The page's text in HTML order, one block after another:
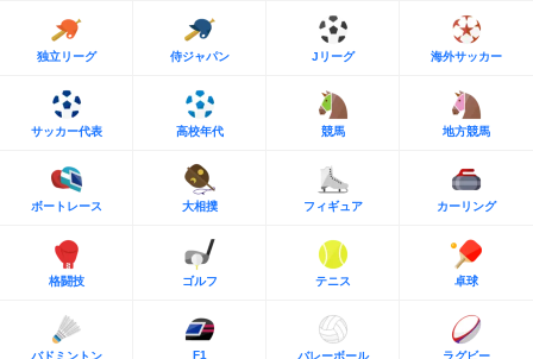
独立リーグ 侍ジャパン Jリーグ 海外サッカー
サッカー代表 高校年代 競馬 地方競馬
ボートレース 大相撲 フィギュア カーリング
格闘技 ゴルフ テニス 卓球
バドミントン F1 バレーボール ラグビー